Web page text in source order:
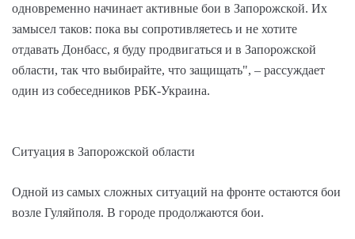
одновременно начинает активные бои в Запорожской. Их
замысел таков: пока вы сопротивляетесь и не хотите
отдавать Донбасс, я буду продвигаться и в Запорожской
области, так что выбирайте, что защищать", – рассуждает
один из собеседников РБК-Украина.
Ситуация в Запорожской области
Одной из самых сложных ситуаций на фронте остаются бои
возле Гуляйполя. В городе продолжаются бои.